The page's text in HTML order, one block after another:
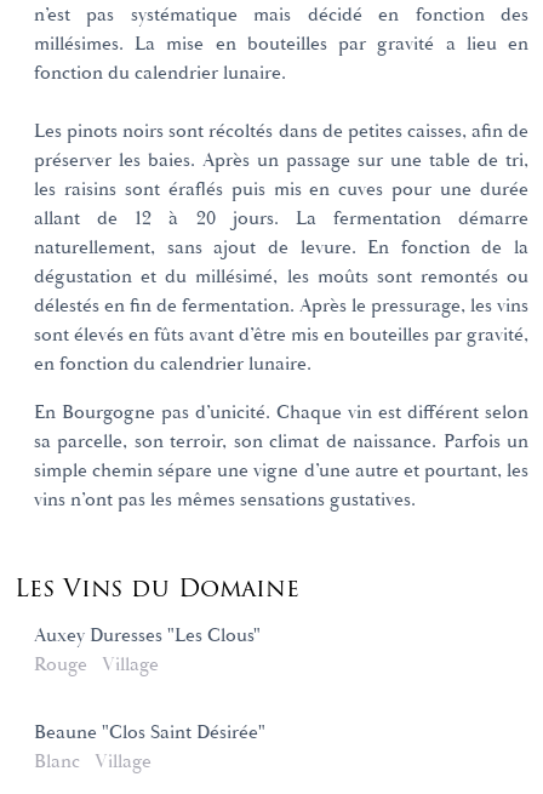
n’est pas systématique mais décidé en fonction des
millésimes. La mise en bouteilles par gravité a lieu en
fonction du calendrier lunaire.
Les pinots noirs sont récoltés dans de petites caisses, afin de
préserver les baies. Après un passage sur une table de tri,
les raisins sont éraflés puis mis en cuves pour une durée
allant de 12 à 20 jours. La fermentation démarre
naturellement, sans ajout de levure. En fonction de la
dégustation et du millésimé, les moûts sont remontés ou
délestés en fin de fermentation. Après le pressurage, les vins
sont élevés en fûts avant d’être mis en bouteilles par gravité,
en fonction du calendrier lunaire.
En Bourgogne pas d’unicité. Chaque vin est différent selon
sa parcelle, son terroir, son climat de naissance. Parfois un
simple chemin sépare une vigne d’une autre et pourtant, les
vins n’ont pas les mêmes sensations gustatives.
Les Vins du Domaine
Auxey Duresses "Les Clous"
Rouge
Village
Beaune "Clos Saint Désirée"
Blanc
Village